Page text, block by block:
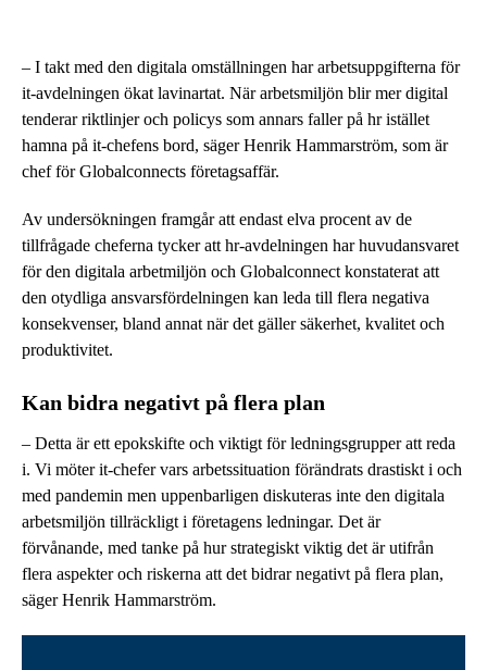
– I takt med den digitala omställningen har arbetsuppgifterna för
it-avdelningen ökat lavinartat. När arbetsmiljön blir mer digital
tenderar riktlinjer och policys som annars faller på hr istället
hamna på it-chefens bord, säger Henrik Hammarström, som är
chef för Globalconnects företagsaffär.
Av undersökningen framgår att endast elva procent av de
tillfrågade cheferna tycker att hr-avdelningen har huvudansvaret
för den digitala arbetmiljön och Globalconnect konstaterat att
den otydliga ansvarsfördelningen kan leda till flera negativa
konsekvenser, bland annat när det gäller säkerhet, kvalitet och
produktivitet.
Kan bidra negativt på flera plan
– Detta är ett epokskifte och viktigt för ledningsgrupper att reda
i. Vi möter it-chefer vars arbetssituation förändrats drastiskt i och
med pandemin men uppenbarligen diskuteras inte den digitala
arbetsmiljön tillräckligt i företagens ledningar. Det är
förvånande, med tanke på hur strategiskt viktig det är utifrån
flera aspekter och riskerna att det bidrar negativt på flera plan,
säger Henrik Hammarström.